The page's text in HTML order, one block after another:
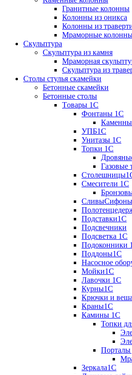
Гранитные колонны
Колонны из оникса
Колонны из
Мраморные
Скульптура
Скульптура из камня
Мраморная
Скульптура из
Столы стулья скамейки
Бетонные скамейки
Бетонные столы
Tовары 1C
Фонтаны 1C
УПБ1С
Унитазы 1С
Топки 1С
Газовые
Смесители 1С
Подставки1С
Подсвечники
Подсветка 1С
Подоконники
Поддоны1С
Насосное
Мойки1С
Лавочки 1С
Курны1С
Крючки и
Краны1С
Камины 1C
Топки
Порталы
Зеркала1С